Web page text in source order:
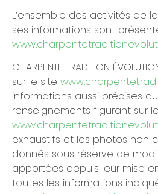
L’ensemble des activités de
ses informations sont
CHARPENTE TRADITION
sur le site
informations aussi précises
renseignements figurant sur
exhaustifs et les photos non
donnés sous réserve de
apportées depuis leur mise
toutes les informations